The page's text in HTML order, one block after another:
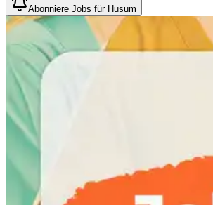
Abonniere Jobs für Husum